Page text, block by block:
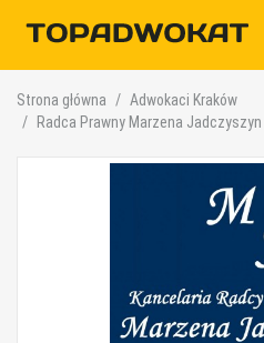
Strona główna
Adwokaci Kraków
Radca Prawny Marzena Jadczyszyn